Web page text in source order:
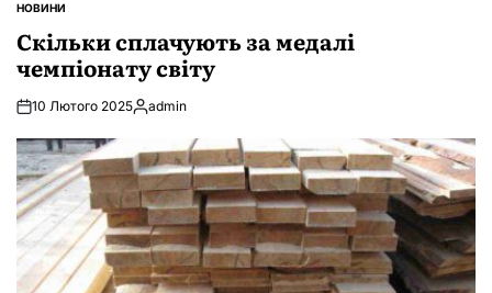
ОПУБЛІКУВАТИ
НОВИНИ
Скільки сплачують за медалі
чемпіонату світу
10 Лютого 2025Опубліковано
admin